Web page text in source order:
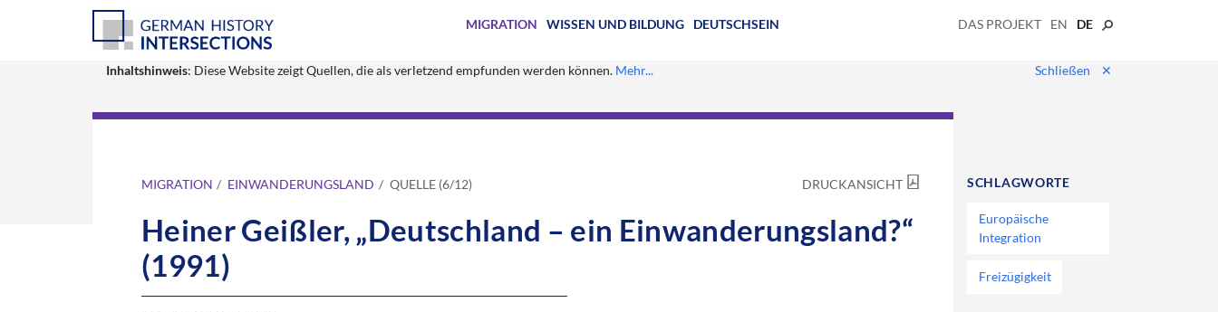
MIGRATION WISSEN UND BILDUNG DEUTSCHSEIN DAS PROJEKT EN DE
Inhaltshinweis: Diese Website zeigt Quellen, die als verletzend empfunden werden können. Mehr... Schließen ✕
MIGRATION EINWANDERUNGSLAND QUELLE (6/12) DRUCKANSICHT
Heiner Geißler, „Deutschland – ein Einwanderungsland?“
(1991)
SCHLAGWORTE
Europäische
Integration
Freizügigkeit